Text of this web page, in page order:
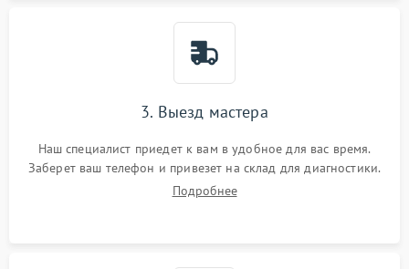
3. Выезд мастера
Наш специалист приедет к вам в удобное для вас время.
Заберет ваш телефон и привезет на склад для диагностики.
Подробнее